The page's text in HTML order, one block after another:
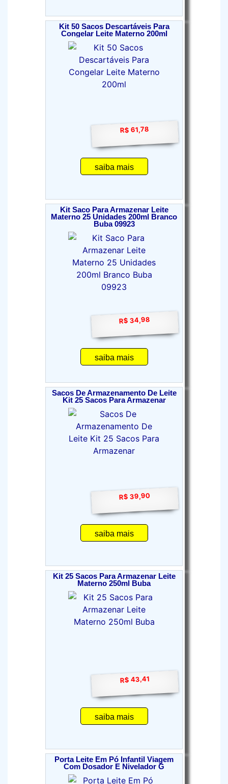
Kit 50 Sacos Descartáveis Para
Congelar Leite Materno 200ml
R$ 61,78
saiba mais
Kit Saco Para Armazenar Leite
Materno 25 Unidades 200ml Branco
Buba 09923
R$ 34,98
saiba mais
Sacos De Armazenamento De Leite
Kit 25 Sacos Para Armazenar
R$ 39,90
saiba mais
Kit 25 Sacos Para Armazenar Leite
Materno 250ml Buba
R$ 43,41
saiba mais
Porta Leite Em Pó Infantil Viagem
Com Dosador E Nivelador G